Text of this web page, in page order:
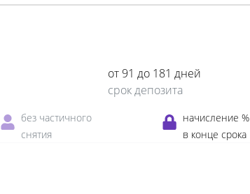
от 91 до 181 дней
срок депозита
без частичного
снятия
начисление %
в конце срока